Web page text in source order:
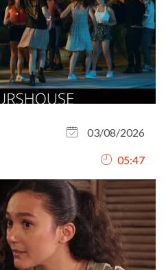
03/08/2026
05:47